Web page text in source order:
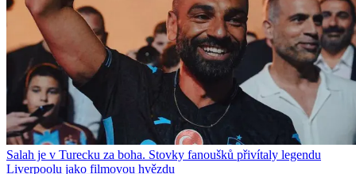
Salah je v Turecku za boha. Stovky fanoušků přivítaly legendu
Liverpoolu jako filmovou hvězdu